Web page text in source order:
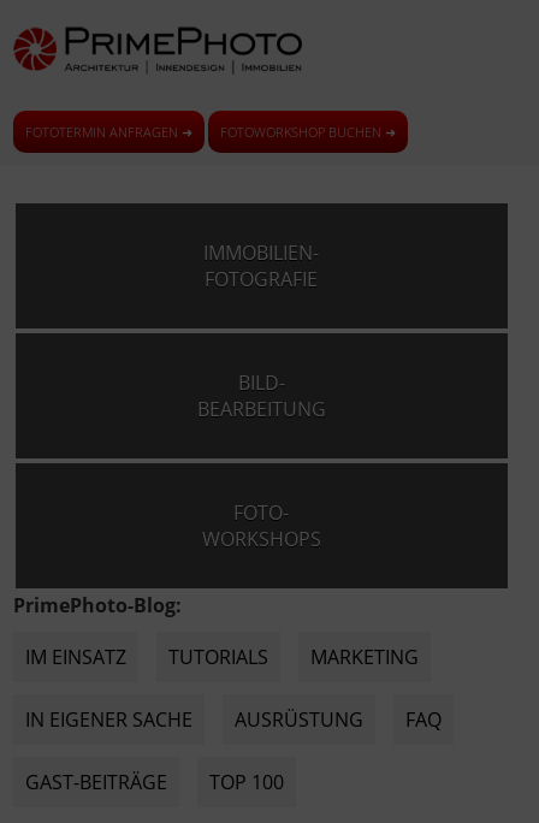
FOTOTERMIN ANFRAGEN ➜ FOTOWORKSHOP BUCHEN ➜
IMMOBILIEN-
FOTOGRAFIE
BILD-
BEARBEITUNG
FOTO-
WORKSHOPS
PrimePhoto-Blog:
IM EINSATZ
TUTORIALS MARKETING
IN EIGENER SACHE AUSRÜSTUNG FAQ
GAST-BEITRÄGE TOP 100